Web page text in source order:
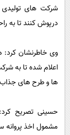
شرکت های تولیدی
درپوش کنند تا به
وی خاطرنشان کرد:
اعلام شده تا به
ها و طرح های جذاب
حسینی تصریح
مشمول اخذ پروانه